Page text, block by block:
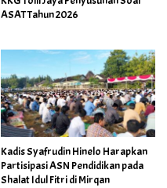
ASAT Tahun 2026
Kadis Syafrudin Hinelo Harapkan
Partisipasi ASN Pendidikan pada
Shalat Idul Fitri di Mirqan